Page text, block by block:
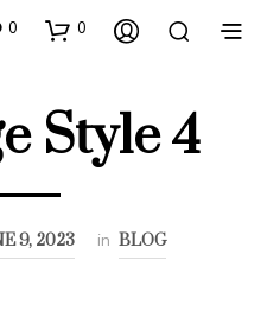
0 0
Style 4
9, 2023 in BLOG